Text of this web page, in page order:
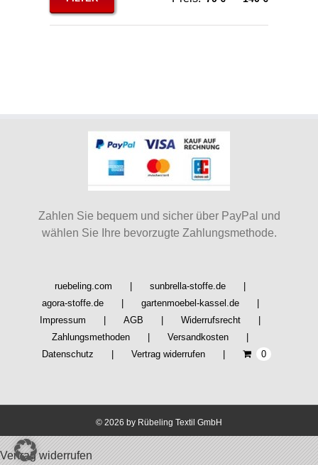
Min.
Preis
Max.
Preis
Zahlen Sie bequem und sicher über PayPal und
wählen Sie Ihre bevorzugte Zahlungsmethode.
ruebeling.com
sunbrella-stoffe.de
agora-stoffe.de
gartenmoebel-kassel.de
Impressum
AGB
Widerrufsrecht
Zahlungsmethoden
Versandkosten
Datenschutz
Vertrag widerrufen 0
© 2026 by Rübeling Textil GmbH
Vertrag widerrufen